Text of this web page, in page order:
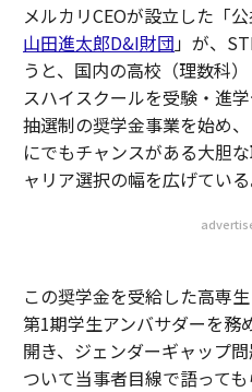
メルカリCEOが設立した「
山田進太郎D&I財団 」が、
うと、国内の高校（理数科
スハイスクールを受験・進
抽選制の奨学金事業を始め
にでもチャンスがある大胆
ャリア選択の幅を広げている
この奨学金を受給した高専
第1期学生アンバサダーを務
開き、ジェンダーギャップ
ついて当事者目線で語っても